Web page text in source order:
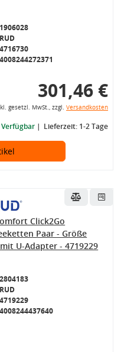
1906028
RUD
4716730
4008244272371
301,46 €
gesetzl. MwSt., zzgl. Versandkosten
Lieferzeit: 1-2 Tage
Click2Go
Paar - Größe
U-Adapter - 4719229
2804183
RUD
4719229
4008244437640